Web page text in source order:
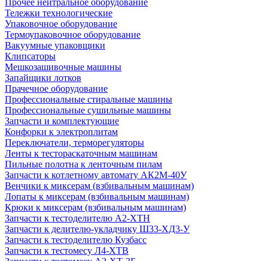
Прочее нейтральное оборудование
Тележки технологические
Упаковочное оборудование
Термоупаковочное оборудование
Вакуумные упаковщики
Клипсаторы
Мешкозашивочные машины
Запайщики лотков
Прачечное оборудование
Профессиональные стиральные машины
Профессиональные сушильные машины
Запчасти и комплектующие
Конфорки к электроплитам
Переключатели, терморегуляторы
Ленты к тестораскаточным машинам
Пильные полотна к ленточным пилам
Запчасти к котлетному автомату АК2М-40У
Венчики к миксерам (взбивальным машинам)
Лопаты к миксерам (взбивальным машинам)
Крюки к миксерам (взбивальным машинам)
Запчасти к тестоделителю А2-ХТН
Запчасти к делителю-укладчику Ш33-ХД3-У
Запчасти к тестоделителю Кузбасс
Запчасти к тестомесу Л4-ХТВ